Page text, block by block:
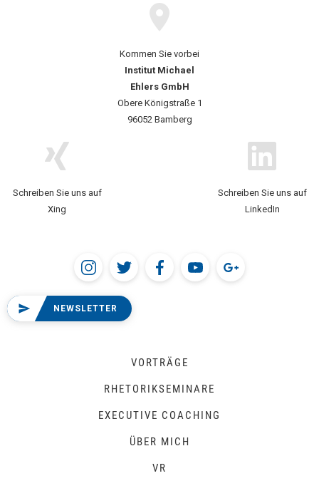
Kommen Sie vorbei
Institut Michael
Ehlers GmbH
Obere Königstraße 1
96052 Bamberg
Schreiben Sie uns auf
Xing
Schreiben Sie uns auf
LinkedIn
NEWSLETTER
VORTRÄGE
RHETORIKSEMINARE
EXECUTIVE COACHING
ÜBER MICH
VR